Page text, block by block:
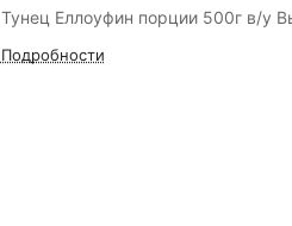
Тунец Еллоуфин порции 500г в/у
Подробности